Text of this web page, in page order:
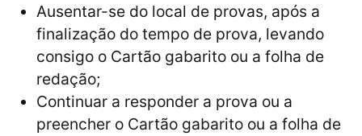
Ausentar-se do local de provas, após a
finalização do tempo de prova, levando
consigo o Cartão gabarito ou a folha de
redação;
Continuar a responder a prova ou a
preencher o Cartão gabarito ou a folha de